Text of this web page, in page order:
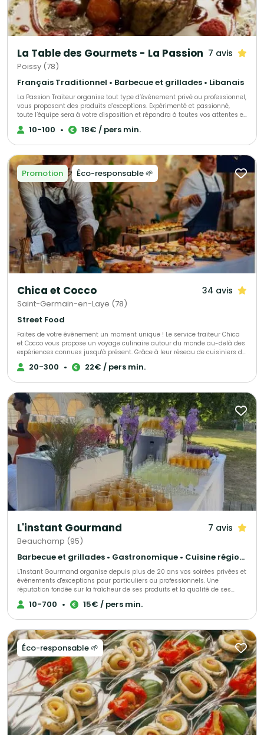
La Table des Gourmets - La Passion 7 avis
Poissy (78)
Français Traditionnel • Barbecue et grillades • Libanais
La Passion Traiteur organise tout type d’événement privé ou professionnel,
vous proposant des produits d’exceptions. Expérimenté et passionné,
toute l’équipe sera à votre disposition et répondra à toutes vos attentes et
envies, en s’adaptant à vos exigences. Tout est personnalisable. Nous
travaillons non-stop, tous les jours de la semaine et nous nous
10-100 • 18€ / pers min.
Promotion Éco-responsable 🌱
Chica et Cocco 34 avis
Saint-Germain-en-Laye (78)
Street Food
Faites de votre événement un moment unique ! Le service traiteur Chica
et Cocco vous propose un voyage culinaire autour du monde au-delà des
expériences connues jusqu'à présent. Grâce à leur réseau de cuisiniers de
toutes origines, habitant sur Saint-Germain-en-Laye et ses alentours,
Chica et Cocco vous prennent par la main et vous font découvrir tout un
20-300 • 22€ / pers min.
L'instant Gourmand 7 avis
Beauchamp (95)
Barbecue et grillades • Gastronomique • Cuisine régionale
L'Instant Gourmand organise depuis plus de 20 ans vos soirées privées et
événements d'exceptions pour particuliers ou professionnels. Une
réputation fondée sur la fraîcheur de ses produits et la qualité de ses
prestations.
10-700 • 15€ / pers min.
Éco-responsable 🌱